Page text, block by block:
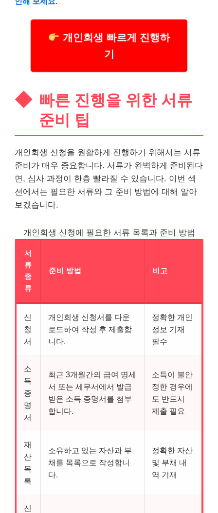
개인회생 빠르게 진행하
기
빠른 진행을 위한 서류
준비 팁
개인회생 신청을 원활하게 진행하기 위해서는 서류
준비가 매우 중요합니다. 서류가 완벽하게 준비된다
면, 심사 과정이 한층 빨라질 수 있습니다. 이번 섹
션에서는 필요한 서류와 그 준비 방법에 대해 알아
보겠습니다.
개인회생 신청에 필요한 서류 목록과 준비 방법
서
류
종
류
준비 방법 비고
신
청
서
개인회생 신청서를 다운
로드하여 작성 후 제출합
니다.
정확한 개인
정보 기재
필수
소
득
증
명
서
최근 3개월간의 급여 명세
서 또는 세무서에서 발급
받은 소득 증명서를 첨부
합니다.
소득이 불안
정한 경우에
도 반드시
제출 필요
재
산
목
록
소유하고 있는 자산과 부
채를 목록으로 작성합니
다.
정확한 자산
및 부채 내
역 기재
신